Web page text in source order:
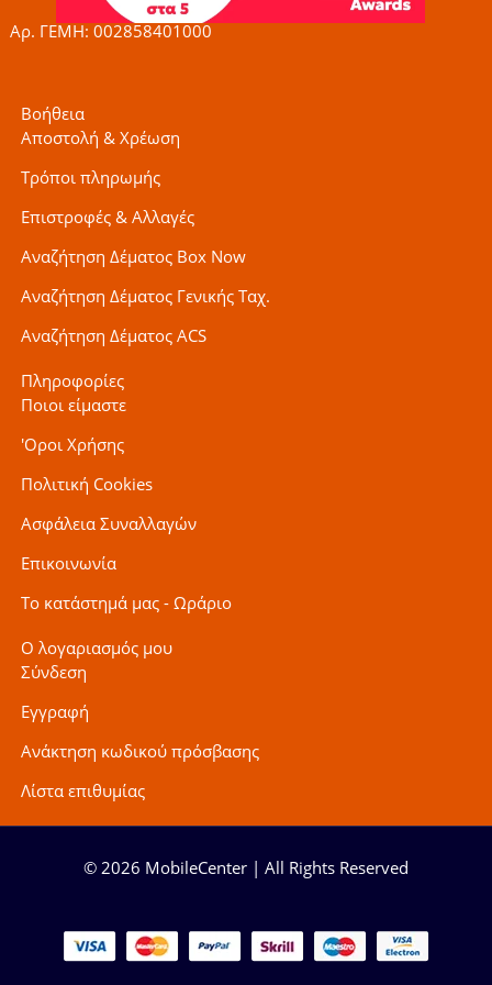
Αρ. ΓΕΜΗ: 002858401000
Βοήθεια
Αποστολή & Χρέωση
Τρόποι πληρωμής
Επιστροφές & Αλλαγές
Αναζήτηση Δέματος Box Now
Αναζήτηση Δέματος Γενικής Ταχ.
Αναζήτηση Δέματος ACS
Πληροφορίες
Ποιοι είμαστε
'Οροι Χρήσης
Πολιτική Cookies
Ασφάλεια Συναλλαγών
Επικοινωνία
Το κατάστημά μας - Ωράριο
Ο λογαριασμός μου
Σύνδεση
Εγγραφή
Ανάκτηση κωδικού πρόσβασης
Λίστα επιθυμίας
© 2026 MobileCenter | All Rights Reserved